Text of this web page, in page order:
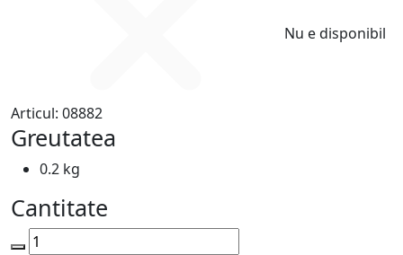
Nu e disponibil
Articul: 08882
Greutatea
0.2 kg
Cantitate